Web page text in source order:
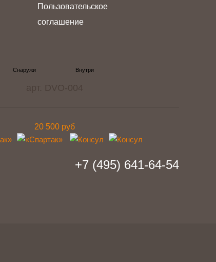
20 500 руб
Пользовательское
соглашение
+7 (495) 641-64-54